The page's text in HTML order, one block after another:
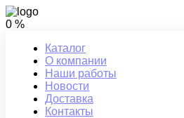
0 %
Каталог
О компании
Наши работы
Новости
Доставка
Контакты